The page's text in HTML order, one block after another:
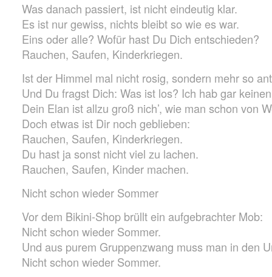
Was danach passiert, ist nicht eindeutig klar.
Es ist nur gewiss, nichts bleibt so wie es war.
Eins oder alle? Wofür hast Du Dich entschieden?
Rauchen, Saufen, Kinderkriegen.
Ist der Himmel mal nicht rosig, sondern mehr so
Und Du fragst Dich: Was ist los? Ich hab gar
Dein Elan ist allzu groß nich’, wie man schon von
Doch etwas ist Dir noch geblieben:
Rauchen, Saufen, Kinderkriegen.
Du hast ja sonst nicht viel zu lachen.
Rauchen, Saufen, Kinder machen.
Nicht schon wieder Sommer
Vor dem Bikini-Shop brüllt ein aufgebrachter Mob:
Nicht schon wieder Sommer.
Und aus purem Gruppenzwang muss man in den
Nicht schon wieder Sommer.